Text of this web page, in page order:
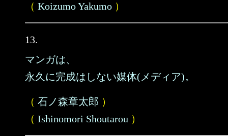
（ Koizumo Yakumo ）
13.
マンガは、
永久に完成はしない媒体(メディア)。
（ 石ノ森章太郎 ）
（ Ishinomori Shoutarou ）